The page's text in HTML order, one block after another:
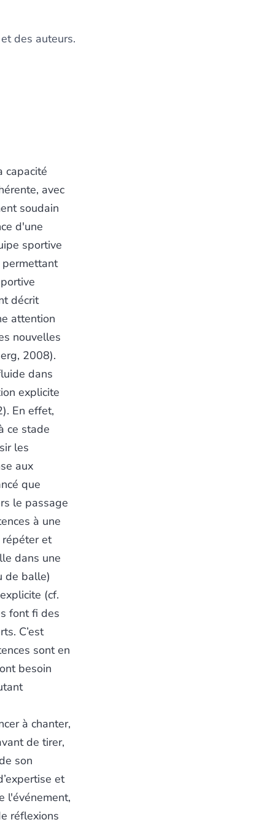
des auteurs.
capacité
avec
soudain
d'une
sportive
permettant
décrit
attention
nouvelles
2008).
dans
explicite
En effet,
ce stade
les
aux
que
le passage
à une
et
dans une
de balle)
(cf.
font fi des
C’est
sont en
besoin
à chanter,
de tirer,
son
et
l'événement,
réflexions